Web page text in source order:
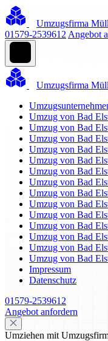
Umzugsfirma
01579-2539612 Angebot
Umzugsfirma
Umzug von Bad
Umzug von Bad
Umzug von Bad
Umzug von Bad
Umzug von Bad
Umzug von Bad
Umzug von Bad
Umzug von Bad
Umzug von Bad
Umzug von Bad
Umzug von Bad
Umzug von Bad
Umzug von Bad
Umzug von Bad
Impressum
Datenschutz
01579-2539612
Angebot anfordern
Umziehen mit